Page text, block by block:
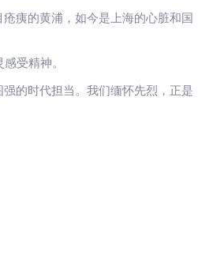
痍的黄浦，如今是上海的心脏和国
受精神。
的时代担当。我们缅怀先烈，正是